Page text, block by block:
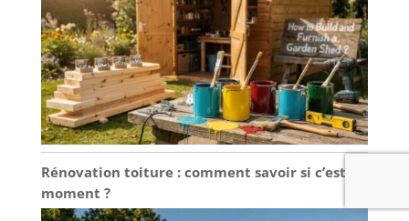
Rénovation toiture : comment savoir si c’est le
moment ?